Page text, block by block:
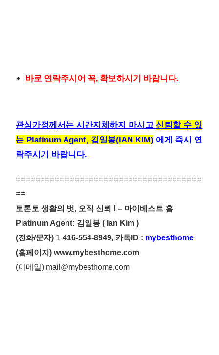
바로 연락주시어 꼭, 확보하시기 바랍니다.
관심가정께서는 시간지체하지 마시고신뢰할 수 있
는 Platinum Agent, 김일봉(IAN KIM) 에게 즉시 연
락주시기 바랍니다.
======================================
==
토론토 생활의 벗, 오직 신뢰 ! – 마이베스트 홈
Platinum Agent: 김일봉 ( Ian Kim )
(전화/문자) 1-416-554-8949, 카톡ID : mybesthome
(홈페이지) www.mybesthome.com
(이메일) mail@mybesthome.com